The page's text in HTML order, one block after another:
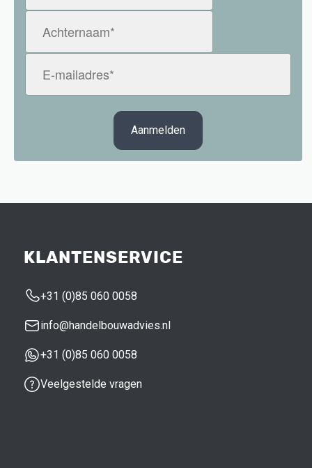
(Vereist)
mailadres
(Vereist)
KLANTENSERVICE
+31 (0)85 060 0058
info@handelbouwadvies.nl
+31 (0)85 060 0058
Veelgestelde vragen